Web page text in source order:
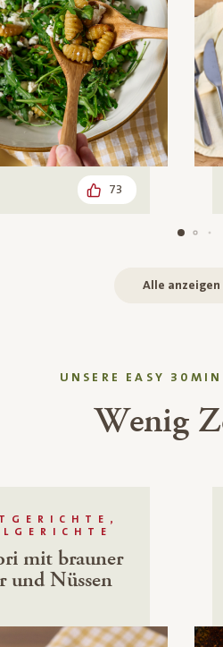
73
Alle anzeigen
UNSERE EASY
Wenig
mit brauner
und Nüssen